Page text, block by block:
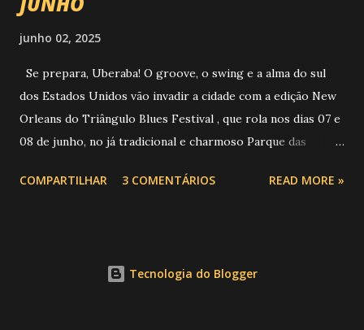
junho 02, 2025
Se prepara, Uberaba! O groove, o swing e a alma do sul
dos Estados Unidos vão invadir a cidade com a edição New
Orleans do Triângulo Blues Festival , que rola nos dias 07 e
08 de junho, no já tradicional e charmoso Parque das
Foto: https://www.trianguloblues.com.br/ ATRAÇÕES DE
internacionais, gastronomia, cervejas artesanais, aquele
COMPARTILHAR 3 COMENTÁRIOS READ MORE »
Tecnologia do Blogger